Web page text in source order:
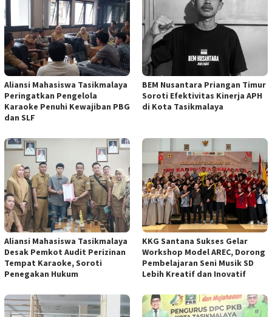
Aliansi Mahasiswa Tasikmalaya
Peringatkan Pengelola
Karaoke Penuhi Kewajiban PBG
dan SLF
BEM Nusantara Priangan Timur
Soroti Efektivitas Kinerja APH
di Kota Tasikmalaya
Aliansi Mahasiswa Tasikmalaya
Desak Pemkot Audit Perizinan
Tempat Karaoke, Soroti
Penegakan Hukum
KKG Santana Sukses Gelar
Workshop Model AREC, Dorong
Pembelajaran Seni Musik SD
Lebih Kreatif dan Inovatif